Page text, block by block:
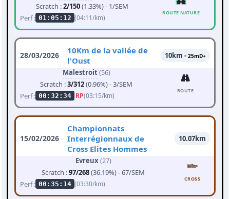
Scratch :2/150(1.33%) - 1/SEM
Perf : 01:05:12 (04:11/km)
ROUTE NATURE
28/03/2026
10Km de la vallée de
l'Oust
10km - 25mD+
Malestroit(56)
Scratch :3/312(0.96%) - 3/SEM
Perf : 00:32:34 RP(03:15/km)
ROUTE
15/02/2026
Championnats
Interrégionnaux de
Cross Elites Hommes
10.07km
Evreux(27)
Scratch :97/268(36.19%) - 67/SEM
Perf : 00:35:14 (03:30/km)
CROSS